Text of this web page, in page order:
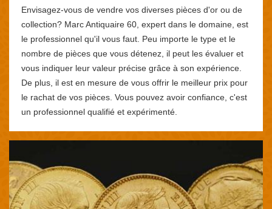
Envisagez-vous de vendre vos diverses pièces d'or ou de
collection? Marc Antiquaire 60, expert dans le domaine, est
le professionnel qu'il vous faut. Peu importe le type et le
nombre de pièces que vous détenez, il peut les évaluer et
vous indiquer leur valeur précise grâce à son expérience.
De plus, il est en mesure de vous offrir le meilleur prix pour
le rachat de vos pièces. Vous pouvez avoir confiance, c'est
un professionnel qualifié et expérimenté.